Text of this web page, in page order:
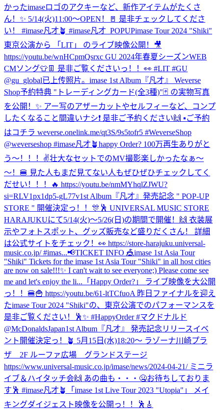
かったimaseロゴのアクキーなど、新作アイテムがたくさ
ん！✨ 5/14(火)11:00〜OPEN！🚪 是非チェックしてくださ
い！ #imase凡才🪴 #imase凡才_POPUPimase Tour 2024 "Shiki"
東京公演から 「LIT」 のライブ映像公開！🎥
https://youtu.be/wnHCpmQsrxc GU 2024年春夏シーズンWEB
CMソング👕👖 是非ご覧くださいっ！！👀 #LIT #GU
@gu_global已上传照片。 imase 1st Album『凡才』 Weverse
Shop予約特典 "トレーディングカード(全3種)"🃏 の実物写真
を公開！✨ アー写のアザーカットやセルフィーなど、コンプ
したくなること間違いナシ❗️ 是非ご予約ください🙌 ▪︎ご予約
はコチラ weverse.onelink.me/qt3S/9s5tofr5 #WeverseShop
@weverseshop #imase凡才🪴happy Order? 100万再生ありがと
う〜！！！✌️壮大なセットでのMV撮影楽しかったなぁ〜
〜！🍔 見た人もまだ見てない人もぜひぜひチェックしてく
だせい！！！🔥 https://youtu.be/nmMYhqlZJWU?
si=RLV1px1dp5-gL77v1st Album『凡才』発売記念 " POP-UP
STORE " 開催決定っ！！🎊🕺 UNIVERSAL MUSIC STORE
HARAJUKUにて5/14(火)〜5/26(日)の期間で開催！🙌 衣装展
示やフォトスポット、グッズ販売など盛りだくさん！ 詳細
は公式サイトをチェック！👀 https://store-harajuku.universal-
music.co.jp/ #imas...📢TICKET INFO 🎪imase 1st Asia Tour
"Shiki" Tickets for the imase 1st Asia Tour "Shiki" in all host cities
are now on sale!!!✨ I can't wait to see everyone;) Please come see
me and let's enjoy the li... 「Happy Order?」 ライブ映像を大公開
っ！！🍔🍟 https://youtu.be/61-ltTCfuoA 昨日ファイナルを迎え
たimase Tour 2024 "Shiki"の、東京公演でのパフォーマンスを
是非ご覧ください！🕺✨ #HappyOrder #マクドナルド
@McDonaldsJapan1st Album『凡才』 発売記念リリースイベ
ント開催決定っ！🪴 5月15日(水)18:20〜 ラゾーナ川崎プラ
ザ 2F ルーファ広場 グランドステージ
https://www.universal-music.co.jp/imase/news/2024-04-21/ ミニラ
イブ＆ハイタッチ会🙌 あの曲も・・・🤐お待ちしておりま
す🕺 #imase凡才🪴
「imase 1st Live Tour 2023 "Utopia"」 メイ
キングダイジェスト映像を公開っ！！🕺🎸